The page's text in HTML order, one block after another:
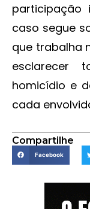
participação
caso segue
que trabalha
esclarecer
homicídio e
cada
Compartilhe
Facebook